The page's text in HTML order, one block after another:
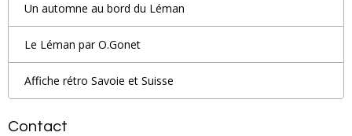
Un automne au bord du Léman
Le Léman par O.Gonet
Affiche rétro Savoie et Suisse
Contact